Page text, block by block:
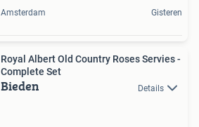
Amsterdam Gisteren
Royal Albert Old Country Roses Servies -
Complete Set
Bieden Details